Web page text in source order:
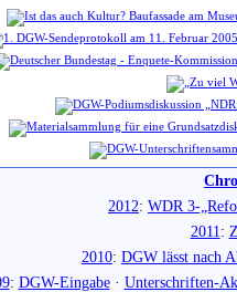
2012: WDR 3-
2011:
2010: DGW lässt nach
: DGW-Eingabe· Unterschriften-